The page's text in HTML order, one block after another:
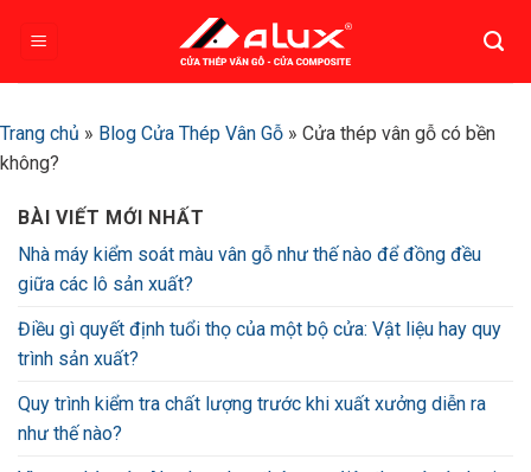
Trang chủ » Blog Cửa Thép Vân Gỗ » Cửa thép vân gỗ có bền
không?
BÀI VIẾT MỚI NHẤT
Nhà máy kiểm soát màu vân gỗ như thế nào để đồng đều
giữa các lô sản xuất?
Điều gì quyết định tuổi thọ của một bộ cửa: Vật liệu hay quy
trình sản xuất?
Quy trình kiểm tra chất lượng trước khi xuất xưởng diễn ra
như thế nào?